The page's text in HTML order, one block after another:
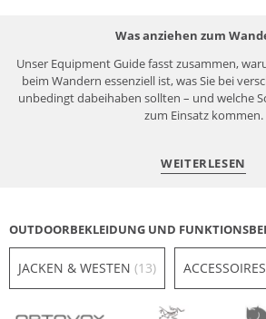
Was anziehen zum
Unser Equipment Guide fasst zusammen,
beim Wandern essenziell ist, was Sie bei
unbedingt dabeihaben sollten – und welche
zum Einsatz kommen.
WEITERLESEN
1st LAYER
Die Basisschicht
OUTDOORBEKLEIDUNG UND
JACKEN & WESTEN (13) ACCESSOIRES